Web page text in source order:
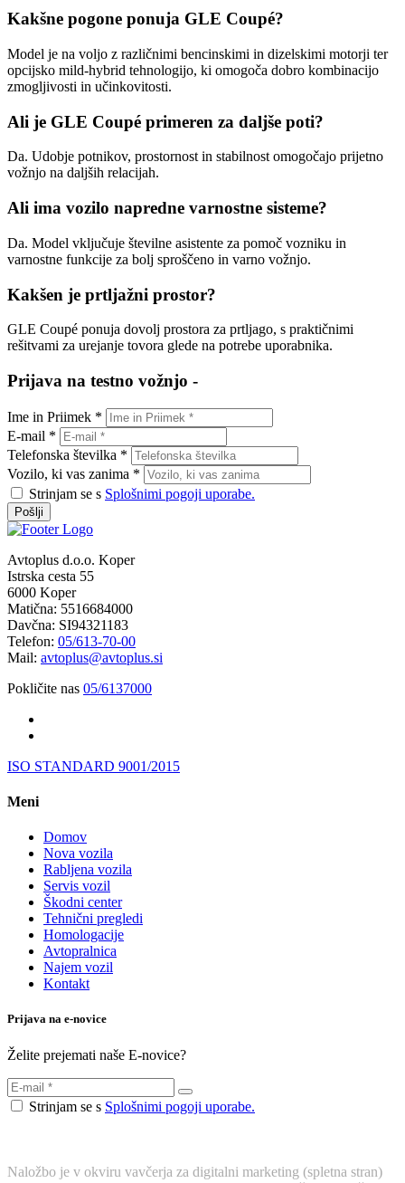
Kakšne pogone ponuja GLE Coupé?
Model je na voljo z različnimi bencinskimi in dizelskimi motorji ter
opcijsko mild-hybrid tehnologijo, ki omogoča dobro kombinacijo
zmogljivosti in učinkovitosti.
Ali je GLE Coupé primeren za daljše poti?
Da. Udobje potnikov, prostornost in stabilnost omogočajo prijetno
vožnjo na daljših relacijah.
Ali ima vozilo napredne varnostne sisteme?
Da. Model vključuje številne asistente za pomoč vozniku in
varnostne funkcije za bolj sproščeno in varno vožnjo.
Kakšen je prtljažni prostor?
GLE Coupé ponuja dovolj prostora za prtljago, s praktičnimi
rešitvami za urejanje tovora glede na potrebe uporabnika.
Prijava na testno vožnjo -
Ime in Priimek *
E-mail *
Telefonska številka *
Vozilo, ki vas zanima *
Strinjam se s Splošnimi pogoji uporabe.
Pošlji
Avtoplus d.o.o. Koper
Istrska cesta 55
6000 Koper
Matična: 5516684000
Davčna: SI94321183
Telefon: 05/613-70-00
Mail: avtoplus@avtoplus.si
Pokličite nas 05/6137000
ISO STANDARD 9001/2015
Meni
Domov
Nova vozila
Rabljena vozila
Servis vozil
Škodni center
Tehnični pregledi
Homologacije
Avtopralnica
Najem vozil
Kontakt
Prijava na e-novice
Želite prejemati naše E-novice?
Strinjam se s Splošnimi pogoji uporabe.
Naložbo je v okviru vavčerja za digitalni marketing (spletna stran)